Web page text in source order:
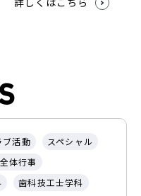
ブ活動
スペシャル
体行事
歯科技工士学科